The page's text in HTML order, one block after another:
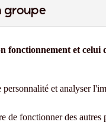
groupe
fonctionnement et celui
et analyser
de fonctionner des